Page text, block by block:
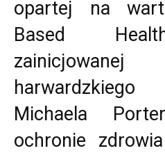
opartej na
Based
Michaela
ochronie